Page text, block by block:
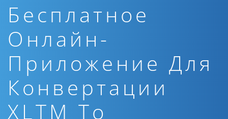
Бесплатное
Онлайн-
Приложение Для
Конвертации
XLTM To